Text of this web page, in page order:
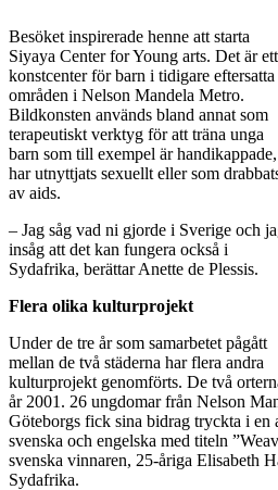
Besöket inspirerade henne att starta
Siyaya Center for Young arts. Det är ett
konstcenter för barn i tidigare eftersatta
områden i Nelson Mandela Metro.
Bildkonsten används bland annat som
terapeutiskt verktyg för att träna unga
barn som till exempel är handikappade,
har utnyttjats sexuellt eller som
av aids.
– Jag såg vad ni gjorde i Sverige och
insåg att det kan fungera också i
Sydafrika, berättar Anette de Plessis.
Flera olika kulturprojekt
Under de tre år som samarbetet pågått
mellan de två städerna har flera andra
kulturprojekt genomförts. De två
år 2001. 26 ungdomar från Nelson
Göteborgs fick sina bidrag tryckta i en
svenska och engelska med titeln
svenska vinnaren, 25-åriga Elisabeth
Sydafrika.